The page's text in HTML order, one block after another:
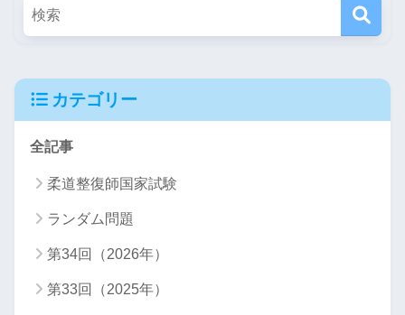
カテゴリー
全記事
柔道整復師国家試験
ランダム問題
第34回（2026年）
第33回（2025年）